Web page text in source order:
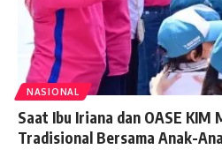
NASIONAL
Saat Ibu Iriana dan OASE KIM
Tradisional Bersama Anak-